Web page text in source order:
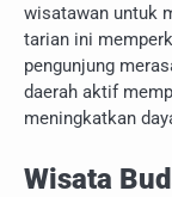
wisatawan untuk
tarian ini
pengunjung
daerah aktif
meningkatkan
Wisata